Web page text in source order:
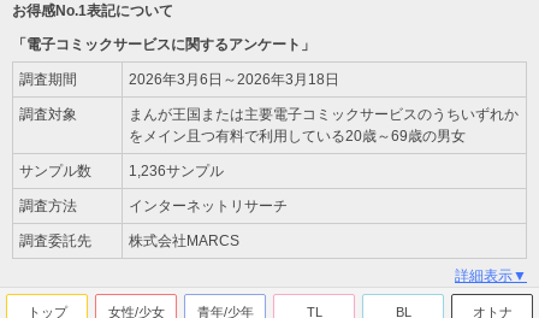
お得感No.1表記について
「電子コミックサービスに関するアンケート」
調査期間 2026年3月6日～2026年3月18日
調査対象
まんが王国または主要電子コミックサービスのうちいずれか
をメイン且つ有料で利用している20歳～69歳の男女
サンプル数 1,236サンプル
調査方法 インターネットリサーチ
調査委託先 株式会社MARCS
詳細表示▼
トップ 女性/少女 青年/少年 TL BL オトナ